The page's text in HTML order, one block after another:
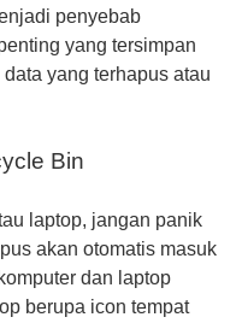
penyebab
yang tersimpan
yang terhapus atau
Bin
laptop, jangan panik
akan otomatis masuk
dan laptop
berupa icon tempat